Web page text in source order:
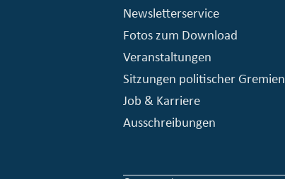
Newsletterservice
Fotos zum Download
Veranstaltungen
Sitzungen politischer Gremien
Job & Karriere
Ausschreibungen